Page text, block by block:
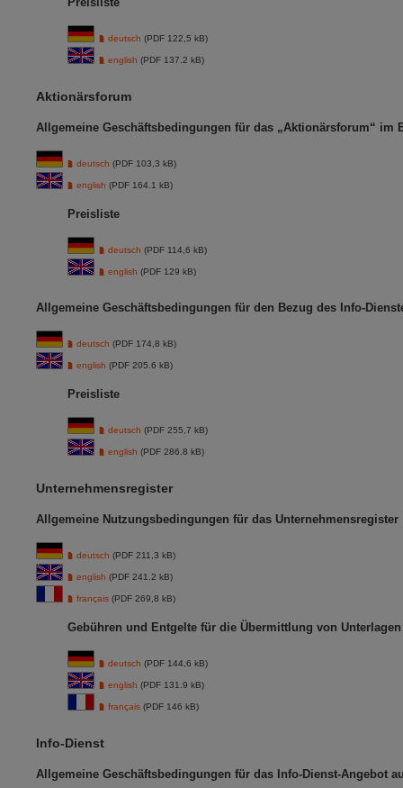
deutsch (PDF 122,5 kB)
english (PDF 137.2 kB)
Aktionärsforum
Allgemeine Geschäftsbedingungen für das „Aktionärsforum“ im
deutsch (PDF 103,3 kB)
english (PDF 164.1 kB)
Preisliste
deutsch (PDF 114,6 kB)
english (PDF 129 kB)
Allgemeine Geschäftsbedingungen für den Bezug des Info-
deutsch (PDF 174,8 kB)
english (PDF 205.6 kB)
Preisliste
deutsch (PDF 255,7 kB)
english (PDF 286.8 kB)
Unternehmensregister
Allgemeine Nutzungsbedingungen für das Unternehmensregister
deutsch (PDF 211,3 kB)
english (PDF 241.2 kB)
français (PDF 269,8 kB)
Gebühren und Entgelte für die Übermittlung von
deutsch (PDF 144,6 kB)
english (PDF 131.9 kB)
français (PDF 146 kB)
Info-Dienst
Allgemeine Geschäftsbedingungen für das Info-Dienst-Angebot